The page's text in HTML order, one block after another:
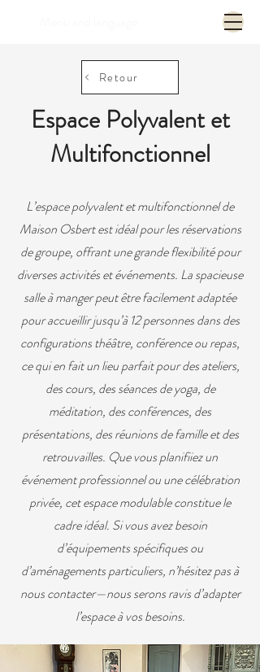
Retour
Espace Polyvalent et
Multifonctionnel
L’espace polyvalent et multifonctionnel de
Maison Osbert est idéal pour les réservations
de groupe, offrant une grande flexibilité pour
diverses activités et événements. La spacieuse
salle à manger peut être facilement adaptée
pour accueillir jusqu’à 12 personnes dans des
configurations théâtre, conférence ou repas,
ce qui en fait un lieu parfait pour des ateliers,
des cours, des séances de yoga, de
méditation, des conférences, des
présentations, des réunions de famille et des
retrouvailles. Que vous planifiiez un
événement professionnel ou une célébration
privée, cet espace modulable constitue le
cadre idéal. Si vous avez besoin
d’équipements spécifiques ou
d’aménagements particuliers, n’hésitez pas à
nous contacter—nous serons ravis d’adapter
l’espace à vos besoins.